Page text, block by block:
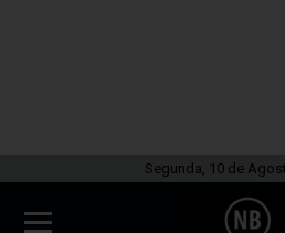
Segunda, 10 de